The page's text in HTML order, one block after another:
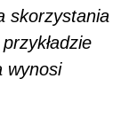
skorzystania
wynosi